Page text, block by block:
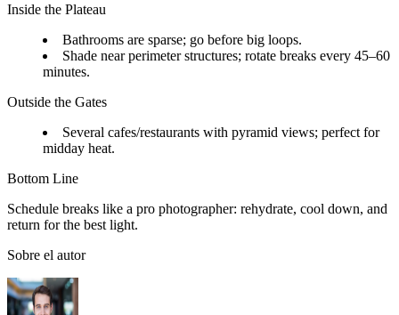
Inside the Plateau
Bathrooms are sparse; go before big loops.
Shade near perimeter structures; rotate breaks every 45–60
minutes.
Outside the Gates
Several cafes/restaurants with pyramid views; perfect for
midday heat.
Bottom Line
Schedule breaks like a pro photographer: rehydrate, cool down, and
return for the best light.
Sobre el autor